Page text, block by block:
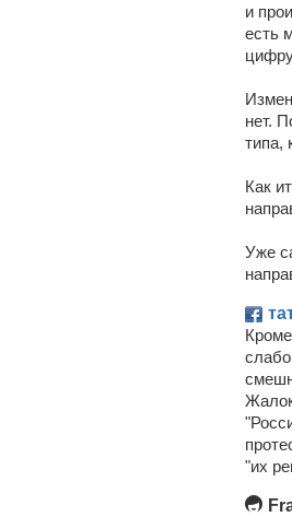
и
есть
нет.
типа,
Как
Уже
"их